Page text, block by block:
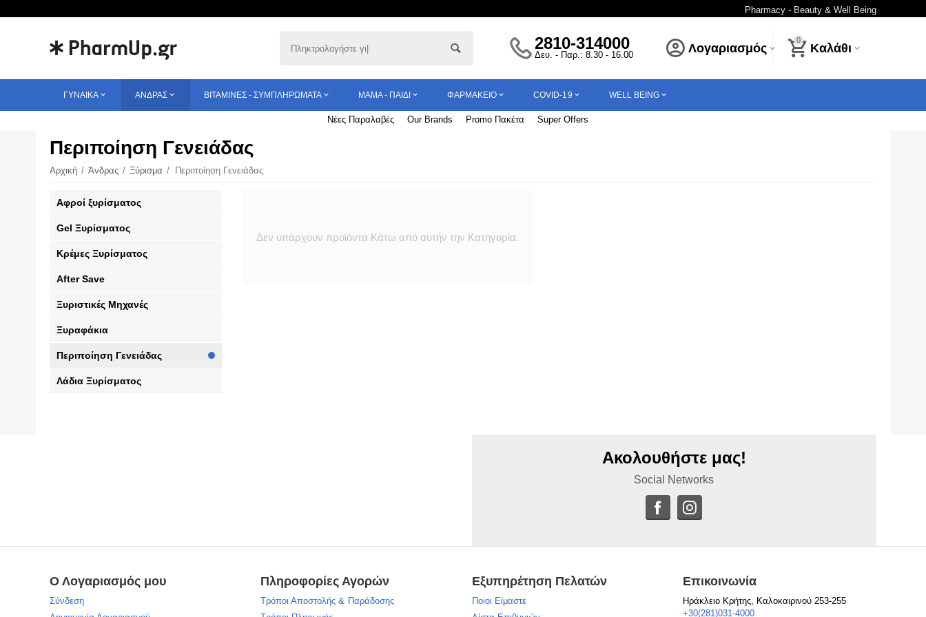
Pharmacy - Beauty & Well Being
2810-314000
Δευ. - Παρ.: 8.30 - 16.00 Λογαριασμός
0
Καλάθι
ΓΥΝΑΊΚΑ ΆΝΔΡΑΣ ΒΙΤΑΜΊΝΕΣ - ΣΥΜΠΛΗΡΏΜΑΤΑ ΜΑΜΆ - ΠΑΙΔΊ ΦΑΡΜΑΚΕΊΟ COVID-19 WELL BEING
Νέες Παραλαβές Our Brands Promo Πακέτα Super Offers
Περιποίηση Γενειάδας
Αρχική / Άνδρας / Ξύρισμα / Περιποίηση Γενειάδας
Δεν υπάρχουν προϊόντα Κάτω από αυτήν την Κατηγορία.
Αφροί ξυρίσματος
Gel Ξυρίσματος
Κρέμες Ξυρίσματος
After Save
Ξυριστικές Μηχανές
Ξυραφάκια
Περιποίηση Γενειάδας
Λάδια Ξυρίσματος
Ακολουθήστε μας!
Social Networks
Ο Λογαριασμός μου
Σύνδεση
Πληροφορίες Αγορών
Τρόποι Αποστολής & Παράδοσης
Εξυπηρέτηση Πελατών
Ποιοι Είμαστε
Επικοινωνία
Ηράκλειο Κρήτης, Καλοκαιρινού 253-255
+30(281)031-4000